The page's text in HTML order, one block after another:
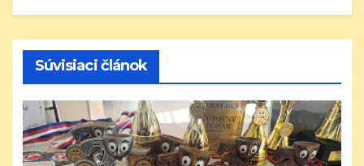
Súvisiaci článok